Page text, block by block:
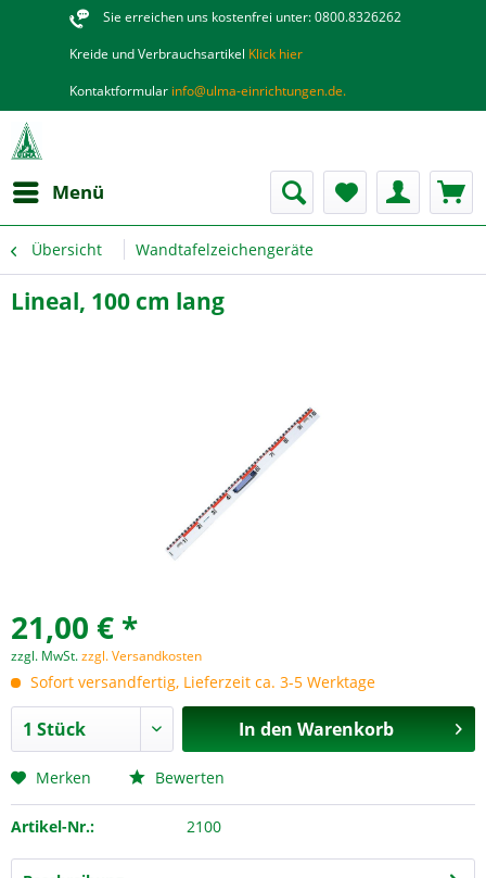
Sie erreichen uns kostenfrei unter: 0800.8326262
Kreide und Verbrauchsartikel Klick hier
Kontaktformular info@ulma-einrichtungen.de.
Menü
Übersicht Wandtafelzeichengeräte
Lineal, 100 cm lang
21,00 € *
zzgl. MwSt.zzgl. Versandkosten
Sofort versandfertig, Lieferzeit ca. 3-5 Werktage
In den Warenkorb
Merken Bewerten
Artikel-Nr.: 2100